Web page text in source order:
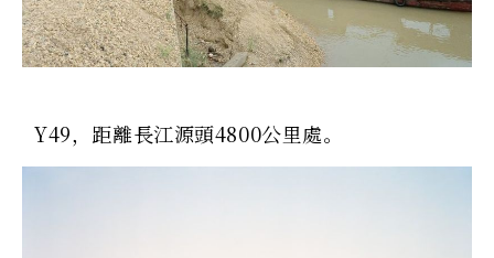
Y49，距離長江源頭4800公里處。